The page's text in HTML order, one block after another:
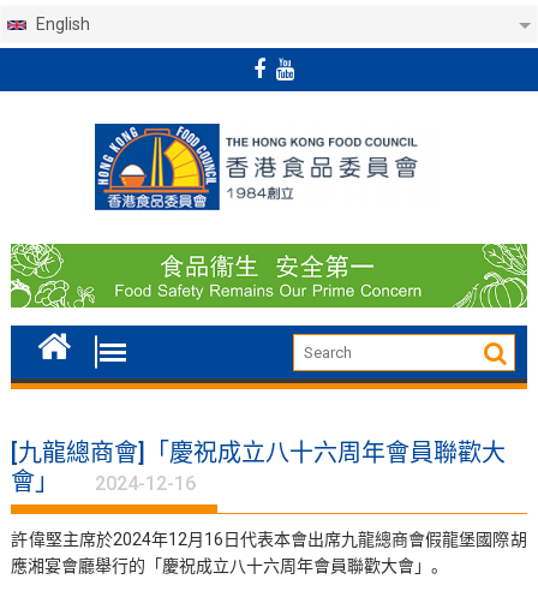
English
[九龍總商會]「慶祝成立八十六周年會員聯歡大
會」
2024-12-16
許偉堅主席於2024年12月16日代表本會出席九龍總商會假龍堡國際胡
應湘宴會廳舉行的「慶祝成立八十六周年會員聯歡大會」。